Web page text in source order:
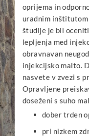
oprijema in
uradnim
študije je bil
lepljenja med
obravnavan
injekcijsko malto.
nasvete v zvezi s
Opravljene
doseženi s suho
dober trden
pri nizkem